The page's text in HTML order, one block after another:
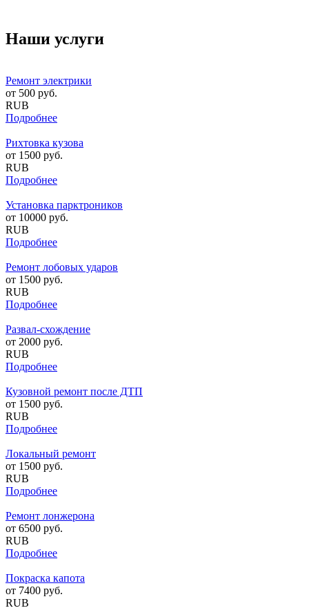
Наши услуги
Ремонт электрики
от 500 руб.
RUB
Подробнее
Рихтовка кузова
от 1500 руб.
RUB
Подробнее
Установка парктроников
от 10000 руб.
RUB
Подробнее
Ремонт лобовых ударов
от 1500 руб.
RUB
Подробнее
Развал-схождение
от 2000 руб.
RUB
Подробнее
Кузовной ремонт после ДТП
от 1500 руб.
RUB
Подробнее
Локальный ремонт
от 1500 руб.
RUB
Подробнее
Ремонт лонжерона
от 6500 руб.
RUB
Подробнее
Покраска капота
от 7400 руб.
RUB